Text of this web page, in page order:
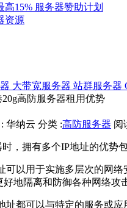
高15% 服务器赞助计划
资源
大带宽服务器 站群服务器
20g高防服务器租用优势
华纳云 分类 :高防服务器 阅
拥有多个IP地址的优势包
用于实施多层次的网络
地隔离和防御各种网络攻
可以与特定的服务或应